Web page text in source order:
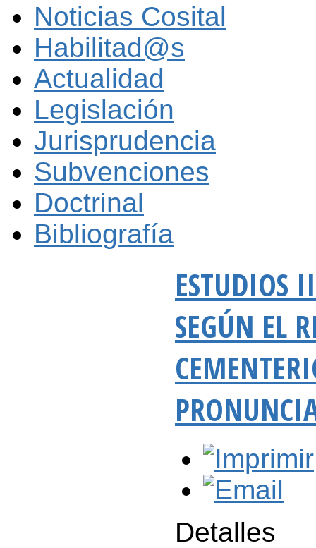
Noticias Cosital
Habilitad@s
Actualidad
Legislación
Jurisprudencia
Subvenciones
Doctrinal
Bibliografía
ESTUDIOS
SEGÚN EL
Detalles